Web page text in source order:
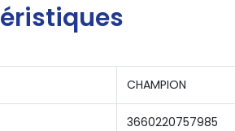
CHAMPION
3660220757985